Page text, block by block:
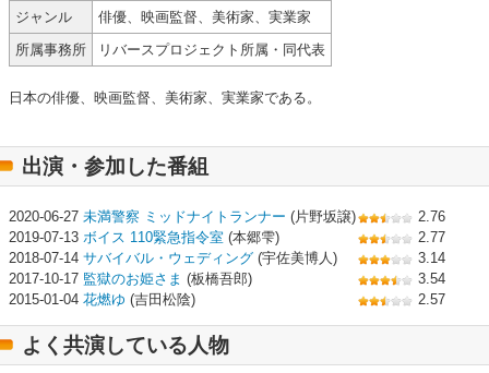
ジャンル
俳優、映画監督、美術家、実業家
所属事務所
リバースプロジェクト所属・同代表
日本の俳優、映画監督、美術家、実業家である。
出演・参加した番組
2020-06-27 未満警察 ミッドナイトランナー (片野坂譲)
2.76
2019-07-13 ボイス 110緊急指令室 (本郷雫)
2.77
2018-07-14 サバイバル・ウェディング (宇佐美博人)
3.14
2017-10-17 監獄のお姫さま (板橋吾郎)
3.54
2015-01-04 花燃ゆ (吉田松陰) 2.57
よく共演している人物